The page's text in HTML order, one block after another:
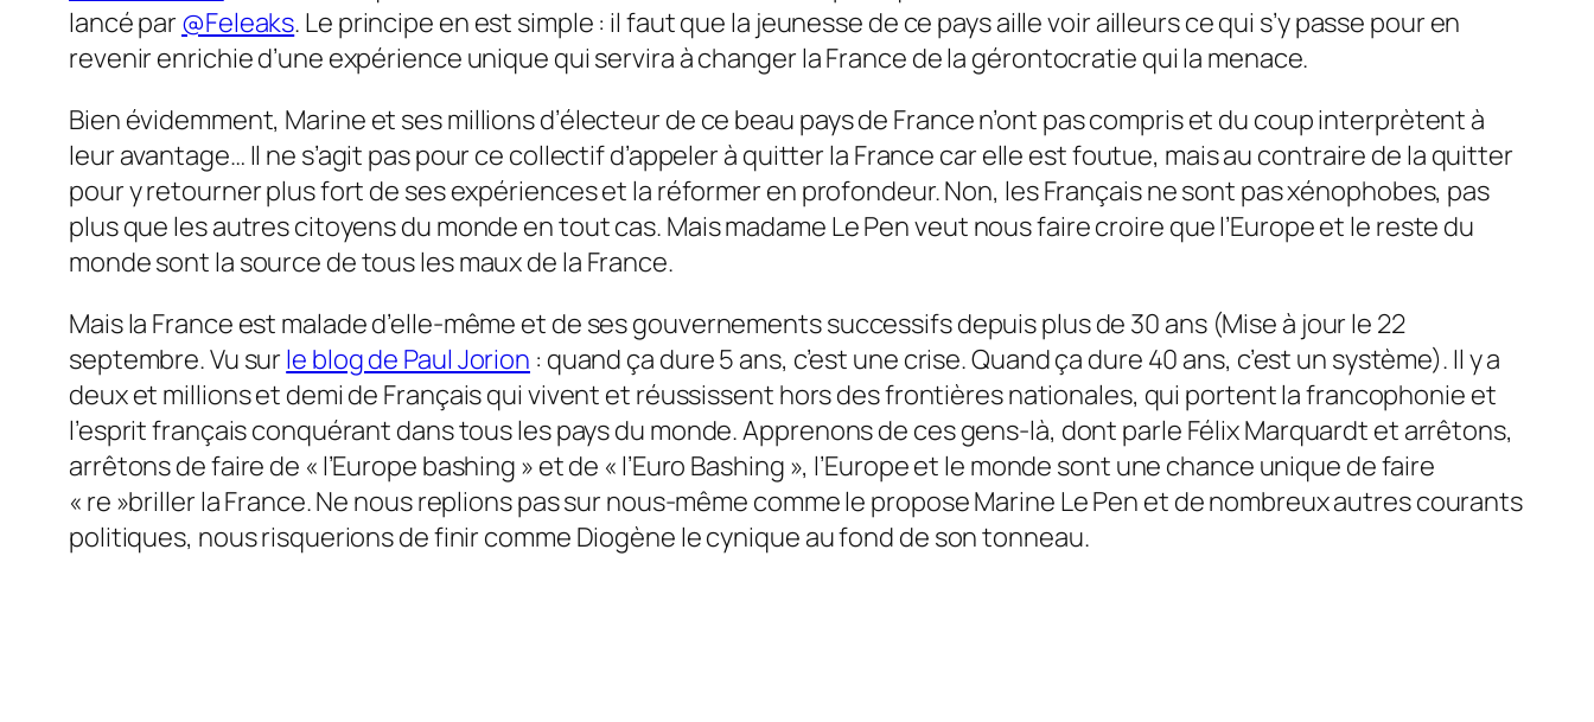
lancé par @Feleaks. Le principe en est simple : il faut que la jeunesse de ce pays aille voir ailleurs ce qui s’y passe pour en
revenir enrichie d’une expérience unique qui servira à changer la France de la gérontocratie qui la menace.
Bien évidemment, Marine et ses millions d’électeur de ce beau pays de France n’ont pas compris et du coup interprètent à
leur avantage… Il ne s’agit pas pour ce collectif d’appeler à quitter la France car elle est foutue, mais au contraire de la quitter
pour y retourner plus fort de ses expériences et la réformer en profondeur. Non, les Français ne sont pas xénophobes, pas
plus que les autres citoyens du monde en tout cas. Mais madame Le Pen veut nous faire croire que l’Europe et le reste du
monde sont la source de tous les maux de la France.
Mais la France est malade d’elle-même et de ses gouvernements successifs depuis plus de 30 ans (Mise à jour le 22
septembre. Vu sur le blog de Paul Jorion : quand ça dure 5 ans, c’est une crise. Quand ça dure 40 ans, c’est un système). Il y a
deux et millions et demi de Français qui vivent et réussissent hors des frontières nationales, qui portent la francophonie et
l’esprit français conquérant dans tous les pays du monde. Apprenons de ces gens-là, dont parle Félix Marquardt et arrêtons,
arrêtons de faire de « l’Europe bashing » et de « l’Euro Bashing », l’Europe et le monde sont une chance unique de faire
« re »briller la France. Ne nous replions pas sur nous-même comme le propose Marine Le Pen et de nombreux autres courants
politiques, nous risquerions de finir comme Diogène le cynique au fond de son tonneau.